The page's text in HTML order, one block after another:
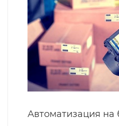
Автоматизация на